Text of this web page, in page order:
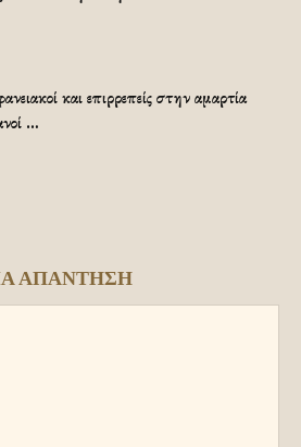
και επιρρεπείς στην αμαρτία
…
ΑΠΑΝΤΗΣΗ